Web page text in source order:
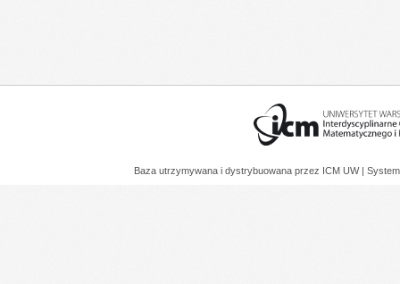
Baza utrzymywana i dystrybuowana przez ICM UW |